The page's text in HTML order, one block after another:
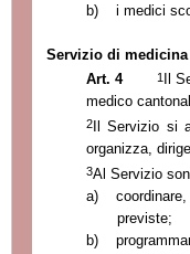
b)
i medici
Servizio di
Art. 4
1
Il
medico
2
Il Servizio si
organizza,
3Al Servizio
a)
previste;
b)